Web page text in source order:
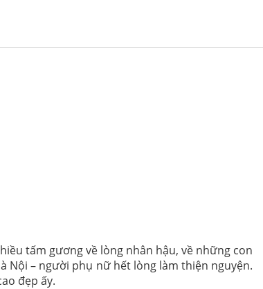
tấm gương về lòng nhân hậu, về những con
Nội – người phụ nữ hết lòng làm thiện nguyện.
đẹp ấy.